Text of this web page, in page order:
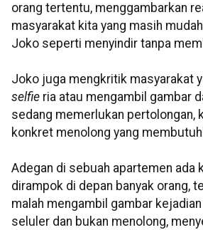
orang tertentu, menggambarkan
masyarakat kita yang masih
Joko seperti menyindir tanpa
Joko juga mengkritik masyarakat
selfie ria atau mengambil gambar
sedang memerlukan pertolongan,
konkret menolong yang
Adegan di sebuah apartemen ada
dirampok di depan banyak orang,
malah mengambil gambar
seluler dan bukan menolong,